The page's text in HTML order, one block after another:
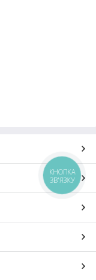
КНОПКА
ЗВ'ЯЗКУ